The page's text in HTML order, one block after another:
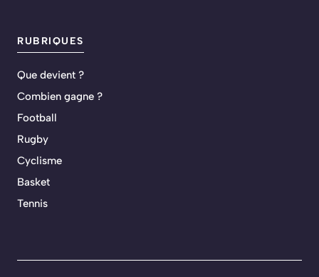
RUBRIQUES
Que devient ?
Combien gagne ?
Football
Rugby
Cyclisme
Basket
Tennis